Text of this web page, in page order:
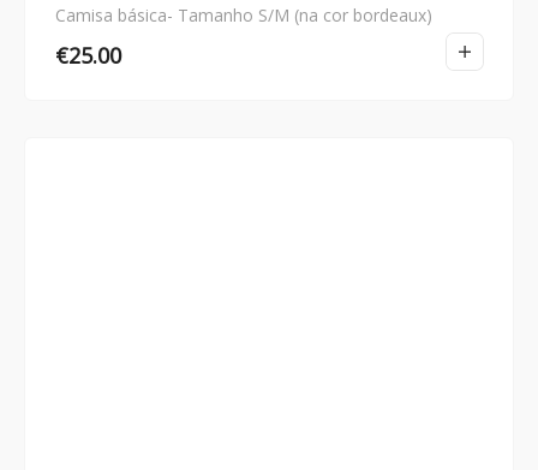
Camisa básica- Tamanho S/M (na cor bordeaux)
€25.00